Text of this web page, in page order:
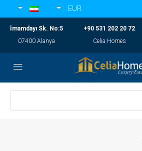
EUR
+90 531 202 20 72
Celia Homes
İmamdayı Sk. No:5
07400 Alanya